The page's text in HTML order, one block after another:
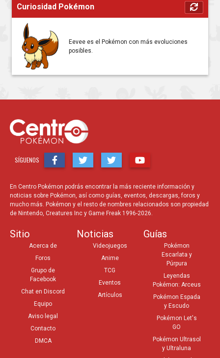
Curiosidad Pokémon
Eevee es el Pokémon con más evoluciones
posibles.
SÍGUENOS
En Centro Pokémon podrás encontrar la más reciente información y
noticias sobre Pokémon, así como guías, eventos, descargas, foros y
mucho más. Pokémon y el resto de nombres relacionados son propiedad
de Nintendo, Creatures Inc y Game Freak 1996-2026.
Sitio
Acerca de
Foros
Grupo de
Facebook
Chat en Discord
Equipo
Aviso legal
Contacto
DMCA
Noticias
Videojuegos
Anime
TCG
Eventos
Artículos
Guías
Pokémon
Escarlata y
Púrpura
Leyendas
Pokémon: Arceus
Pokémon Espada
y Escudo
Pokémon Let's
GO
Pokémon Ultrasol
y Ultraluna